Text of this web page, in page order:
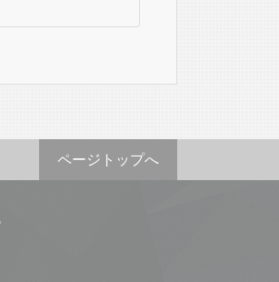
ページトップへ